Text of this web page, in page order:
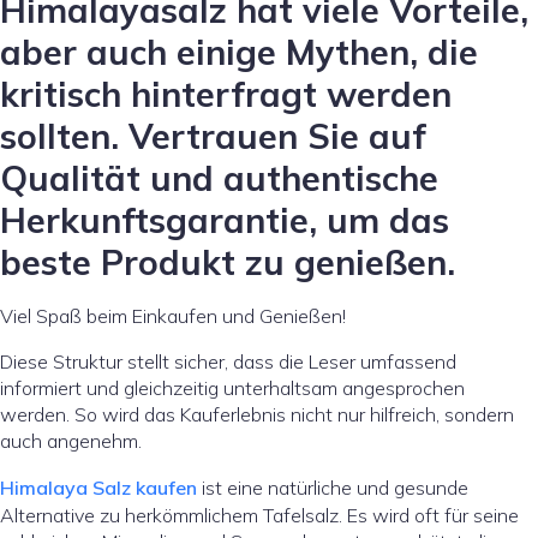
Himalayasalz hat viele Vorteile,
aber auch einige Mythen, die
kritisch hinterfragt werden
sollten. Vertrauen Sie auf
Qualität und authentische
Herkunftsgarantie, um das
beste Produkt zu genießen.
Viel Spaß beim Einkaufen und Genießen!
Diese Struktur stellt sicher, dass die Leser umfassend
informiert und gleichzeitig unterhaltsam angesprochen
werden. So wird das Kauferlebnis nicht nur hilfreich, sondern
auch angenehm.
Himalaya Salz kaufen ist eine natürliche und gesunde
Alternative zu herkömmlichem Tafelsalz. Es wird oft für seine